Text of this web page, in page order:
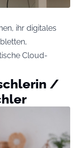
ihr digitales
Cloud-
/